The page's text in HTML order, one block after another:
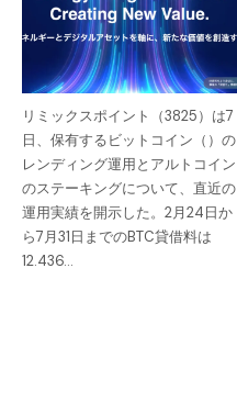
リミックスポイント（3825）は7
日、保有するビットコイン（）の
レンディング運用とアルトコイン
のステーキングについて、直近の
運用実績を開示した。2月24日か
ら7月31日までのBTC貸借料は
12.436…